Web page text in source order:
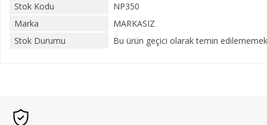
Stok Kodu
NP350
Marka
MARKASIZ
Stok Durumu
Bu ürün geçici olarak temin